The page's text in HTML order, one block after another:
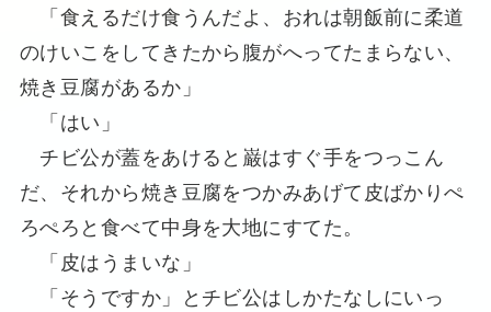
「食えるだけ食うんだよ、おれは朝飯前に柔道
のけいこをしてきたから腹がへってたまらない、
焼き豆腐があるか」
「はい」
チビ公が蓋をあけると巌はすぐ手をつっこん
だ、それから焼き豆腐をつかみあげて皮ばかりぺ
ろぺろと食べて中身を大地にすてた。
「皮はうまいな」
「そうですか」とチビ公はしかたなしにいっ